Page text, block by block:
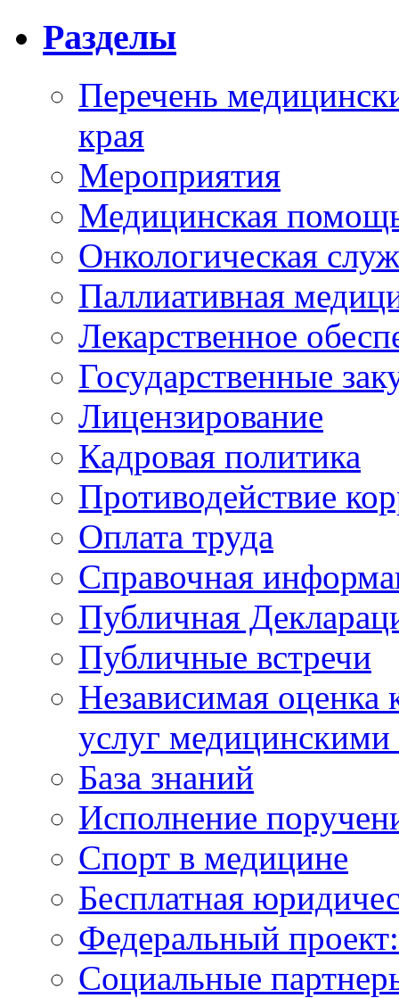
Разделы
Перечень
края
Мероприятия
Медицинская
Онкологическая
Паллиативная
Лекарственное
Государственные
Лицензирование
Кадровая политика
Противодействие
Оплата труда
Справочная
Публичная
Публичные встречи
Независимая оценка
услуг
База знаний
Исполнение
Спорт в медицине
Бесплатная
Федеральный
Социальные